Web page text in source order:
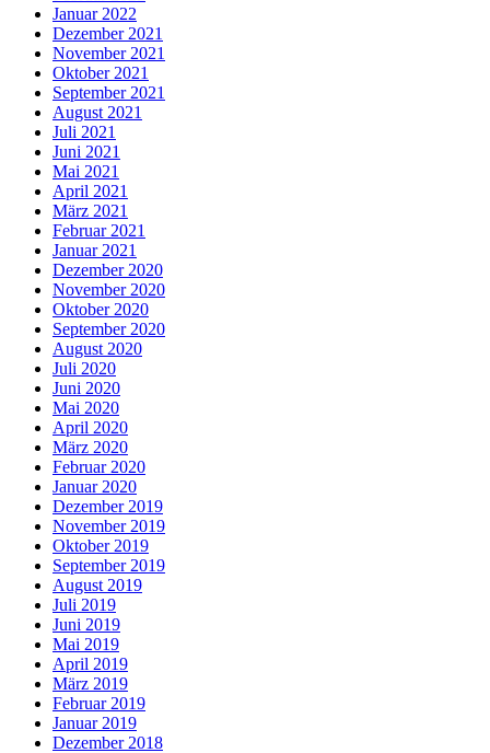
Januar 2022
Dezember 2021
November 2021
Oktober 2021
September 2021
August 2021
Juli 2021
Juni 2021
Mai 2021
April 2021
März 2021
Februar 2021
Januar 2021
Dezember 2020
November 2020
Oktober 2020
September 2020
August 2020
Juli 2020
Juni 2020
Mai 2020
April 2020
März 2020
Februar 2020
Januar 2020
Dezember 2019
November 2019
Oktober 2019
September 2019
August 2019
Juli 2019
Juni 2019
Mai 2019
April 2019
März 2019
Februar 2019
Januar 2019
Dezember 2018